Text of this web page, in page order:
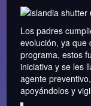
Los padres
evolución, ya que
programa, estos
iniciativa y se les
agente
apoyándolos y